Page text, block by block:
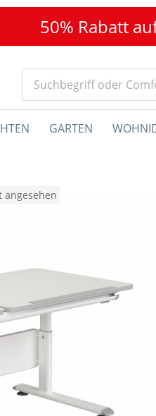
50% Rabatt
GARTEN
angesehen